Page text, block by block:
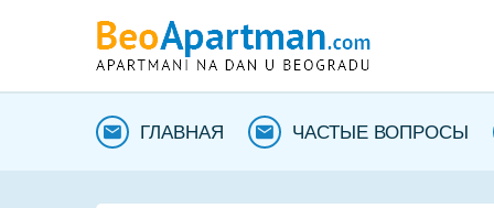
ГЛАВНАЯ ЧАСТЫЕ ВОПРОСЫ